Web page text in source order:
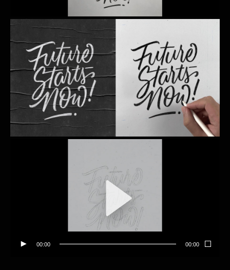
00:00 00:00